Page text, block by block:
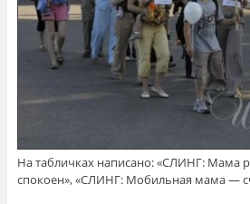
На табличках написано: «СЛИНГ:
спокоен», «СЛИНГ: Мобильная мама —